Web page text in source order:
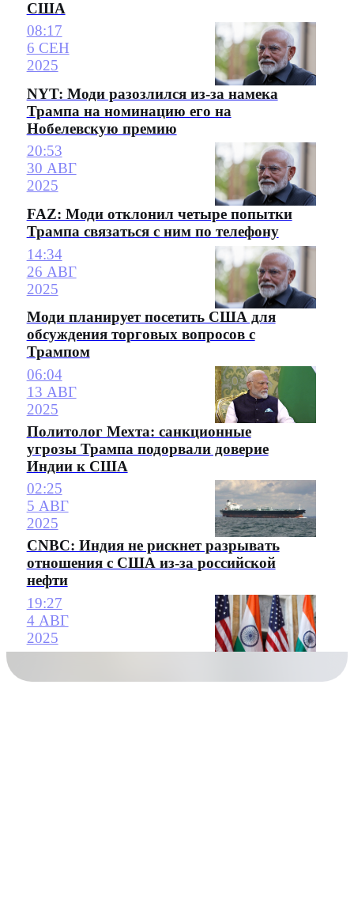
США
08:17
6 СЕН
2025
NYT: Моди разозлился из-за намека
Трампа на номинацию его на
Нобелевскую премию
20:53
30 АВГ
2025
FAZ: Моди отклонил четыре попытки
Трампа связаться с ним по телефону
14:34
26 АВГ
2025
Моди планирует посетить США для
обсуждения торговых вопросов с
Трампом
06:04
13 АВГ
2025
Политолог Мехта: санкционные
угрозы Трампа подорвали доверие
Индии к США
02:25
5 АВГ
2025
CNBC: Индия не рискнет разрывать
отношения с США из-за российской
нефти
19:27
4 АВГ
2025